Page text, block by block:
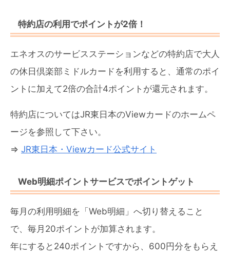
特約店の利用でポイントが2倍！
エネオスのサービスステーションなどの特約店で大人
の休日倶楽部ミドルカードを利用すると、通常のポイ
ントに加えて2倍の合計4ポイントが還元されます。
特約店についてはJR東日本のViewカードのホームペ
ージを参照して下さい。
⇒ JR東日本・Viewカード公式サイト
Web明細ポイントサービスでポイントゲット
毎月の利用明細を「Web明細」へ切り替えること
で、毎月20ポイントが加算されます。
年にすると240ポイントですから、600円分をもらえ